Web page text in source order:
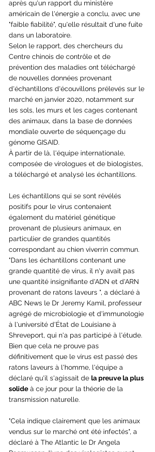
après qu'un rapport du ministère
américain de l'énergie a conclu, avec une
"faible fiabilité", qu'elle résultait d'une fuite
dans un laboratoire.
Selon le rapport, des chercheurs du
Centre chinois de contrôle et de
prévention des maladies ont téléchargé
de nouvelles données provenant
d'échantillons d'écouvillons prélevés sur le
marché en janvier 2020, notamment sur
les sols, les murs et les cages contenant
des animaux, dans la base de données
mondiale ouverte de séquençage du
génome GISAID.
À partir de là, l'équipe internationale,
composée de virologues et de biologistes,
a téléchargé et analysé les échantillons.
Les échantillons qui se sont révélés
positifs pour le virus contenaient
également du matériel génétique
provenant de plusieurs animaux, en
particulier de grandes quantités
correspondant au chien viverrin commun.
"Dans les échantillons contenant une
grande quantité de virus, il n'y avait pas
une quantité insignifiante d'ADN et d'ARN
provenant de ratons laveurs ", a déclaré à
ABC News le Dr Jeremy Kamil, professeur
agrégé de microbiologie et d'immunologie
à l'université d'État de Louisiane à
Shreveport, qui n'a pas participé à l'étude.
Bien que cela ne prouve pas
définitivement que le virus est passé des
ratons laveurs à l'homme, l'équipe a
déclaré qu'il s'agissait de la preuve la plus
solide à ce jour pour la théorie de la
transmission naturelle.
"Cela indique clairement que les animaux
vendus sur le marché ont été infectés", a
déclaré à The Atlantic le Dr Angela